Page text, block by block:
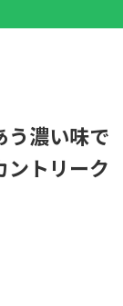
濃い味で
ントリーク